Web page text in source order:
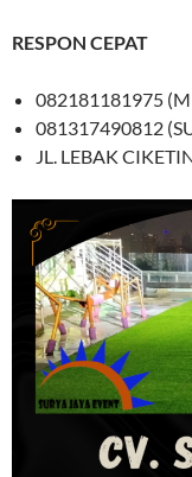
RESPON CEPAT
082181181975
081317490812
JL. LEBAK